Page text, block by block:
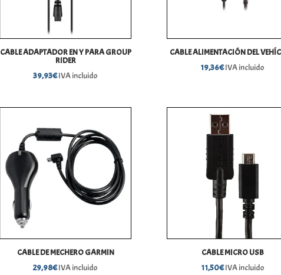
CABLE ADAPTADOR EN Y PARA GROUP
RIDER
39,93€IVA incluido
CABLE ALIMENTACIÓN DEL
19,36€IVA incluido
CABLE DE MECHERO GARMIN
29,98€IVA incluido
CABLE MICRO USB
11,50€IVA incluido